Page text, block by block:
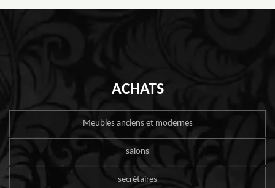
ACHATS
Meubles anciens et modernes
salons
secrétaires